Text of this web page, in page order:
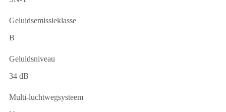
Geluidsemissieklasse
B
Geluidsniveau
34 dB
Multi-luchtwegsysteem